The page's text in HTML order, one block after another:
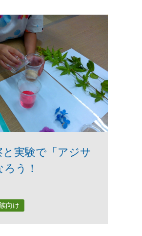
と実験で「アジサ
う！
向け